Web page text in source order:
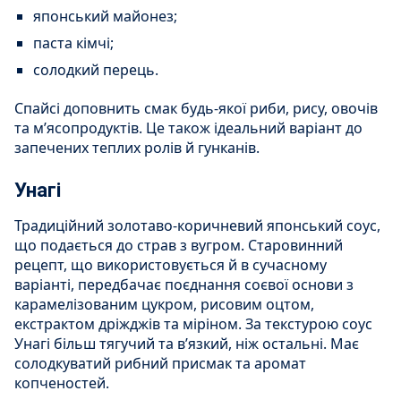
японський майонез;
паста кімчі;
солодкий перець.
Спайсі доповнить смак будь-якої риби, рису, овочів
та м’ясопродуктів. Це також ідеальний варіант до
запечених теплих ролів й гунканів.
Унагі
Традиційний золотаво-коричневий японський соус,
що подається до страв з вугром. Старовинний
рецепт, що використовується й в сучасному
варіанті, передбачає поєднання соєвої основи з
карамелізованим цукром, рисовим оцтом,
екстрактом дріжджів та міріном. За текстурою соус
Унагі більш тягучий та в’язкий, ніж остальні. Має
солодкуватий рибний присмак та аромат
копченостей.